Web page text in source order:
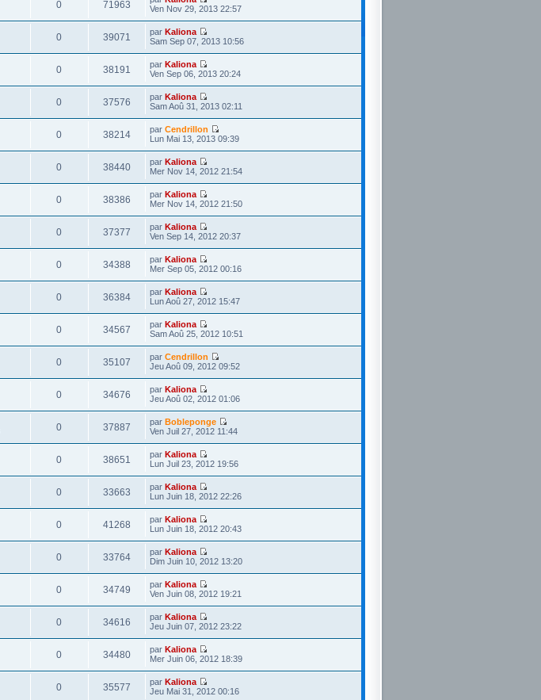
0 71963
Ven Nov 29, 2013 22:57
0 39071 par Kaliona
Sam Sep 07, 2013 10:56
0 38191 par Kaliona
Ven Sep 06, 2013 20:24
0 37576 par Kaliona
Sam Aoû 31, 2013 02:11
0 38214 par Cendrillon
Lun Mai 13, 2013 09:39
0 38440 par Kaliona
Mer Nov 14, 2012 21:54
0 38386 par Kaliona
Mer Nov 14, 2012 21:50
0 37377 par Kaliona
Ven Sep 14, 2012 20:37
0 34388 par Kaliona
Mer Sep 05, 2012 00:16
0 36384 par Kaliona
Lun Aoû 27, 2012 15:47
0 34567 par Kaliona
Sam Aoû 25, 2012 10:51
0 35107 par Cendrillon
Jeu Aoû 09, 2012 09:52
0 34676 par Kaliona
Jeu Aoû 02, 2012 01:06
0 37887 par Bobleponge
Ven Juil 27, 2012 11:44
0 38651 par Kaliona
Lun Juil 23, 2012 19:56
0 33663 par Kaliona
Lun Juin 18, 2012 22:26
0 41268 par Kaliona
Lun Juin 18, 2012 20:43
0 33764 par Kaliona
Dim Juin 10, 2012 13:20
0 34749 par Kaliona
Ven Juin 08, 2012 19:21
0 34616 par Kaliona
Jeu Juin 07, 2012 23:22
0 34480 par Kaliona
Mer Juin 06, 2012 18:39
0 35577 par Kaliona
Jeu Mai 31, 2012 00:16